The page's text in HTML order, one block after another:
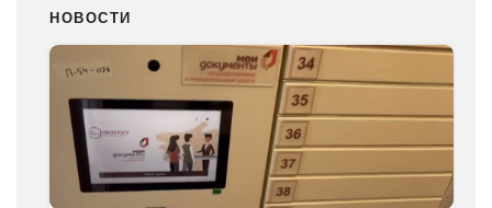
НОВОСТИ